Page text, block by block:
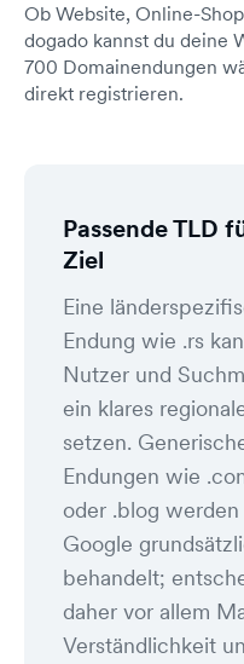
Ob Website, Online-
dogado kannst du deine
700 Domainendungen
direkt registrieren.
Passende TLD
Ziel
Eine
Endung wie .rs
Nutzer und
ein klares
setzen.
Endungen wie
oder .blog werden
Google
behandelt;
daher vor allem
Verständlichkeit